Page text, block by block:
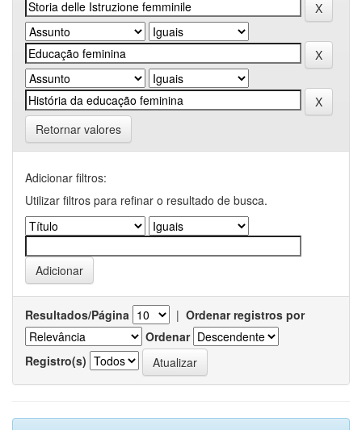
Retornar valores
Adicionar filtros:
Utilizar filtros para refinar o resultado de busca.
Resultados/Página | Ordenar registros por
Ordenar
Registro(s)